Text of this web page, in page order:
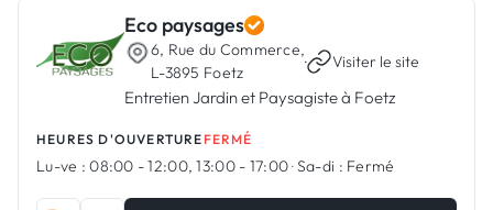
Eco paysages
6, Rue du Commerce,
L-3895 Foetz
· Visiter le site
Entretien Jardin et Paysagiste à Foetz
HEURES D'OUVERTURE FERMÉ
Lu-ve : 08:00 - 12:00, 13:00 - 17:00·Sa-di : Fermé